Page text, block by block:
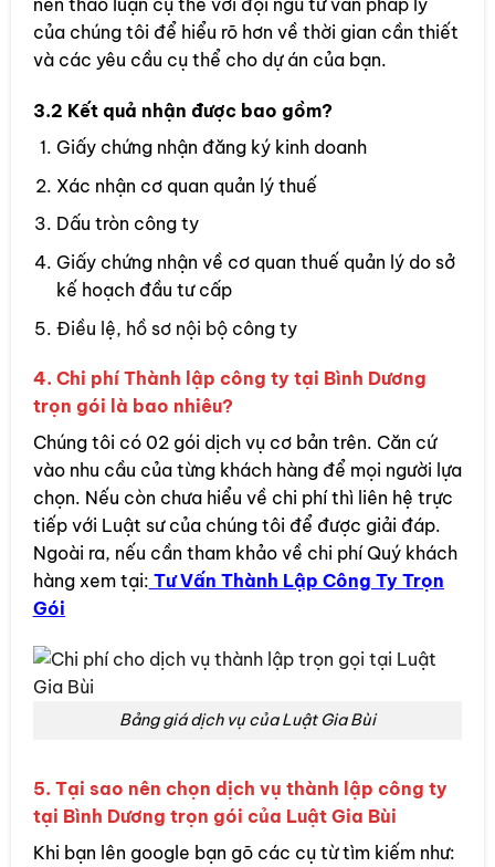
nên thảo luận cụ thể với đội ngũ tư vấn pháp lý
của chúng tôi để hiểu rõ hơn về thời gian cần thiết
và các yêu cầu cụ thể cho dự án của bạn.
3.2 Kết quả nhận được bao gồm?
Giấy chứng nhận đăng ký kinh doanh
Xác nhận cơ quan quản lý thuế
Dấu tròn công ty
Giấy chứng nhận về cơ quan thuế quản lý do sở
kế hoạch đầu tư cấp
Điều lệ, hồ sơ nội bộ công ty
4. Chi phí Thành lập công ty tại Bình Dương
trọn gói là bao nhiêu?
Chúng tôi có 02 gói dịch vụ cơ bản trên. Căn cứ
vào nhu cầu của từng khách hàng để mọi người lựa
chọn. Nếu còn chưa hiểu về chi phí thì liên hệ trực
tiếp với Luật sư của chúng tôi để được giải đáp.
Ngoài ra, nếu cần tham khảo về chi phí Quý khách
hàng xem tại: Tư Vấn Thành Lập Công Ty Trọn
Gói
Bảng giá dịch vụ của Luật Gia Bùi
5. Tại sao nên chọn dịch vụ thành lập công ty
tại Bình Dương trọn gói của Luật Gia Bùi
Khi bạn lên google bạn gõ các cụ từ tìm kiếm như: